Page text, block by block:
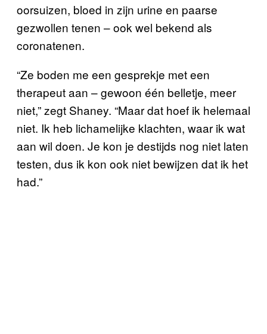
oorsuizen, bloed in zijn urine en paarse
gezwollen tenen – ook wel bekend als
coronatenen.
“Ze boden me een gesprekje met een
therapeut aan – gewoon één belletje, meer
niet,” zegt Shaney. “Maar dat hoef ik helemaal
niet. Ik heb lichamelijke klachten, waar ik wat
aan wil doen. Je kon je destijds nog niet laten
testen, dus ik kon ook niet bewijzen dat ik het
had.”